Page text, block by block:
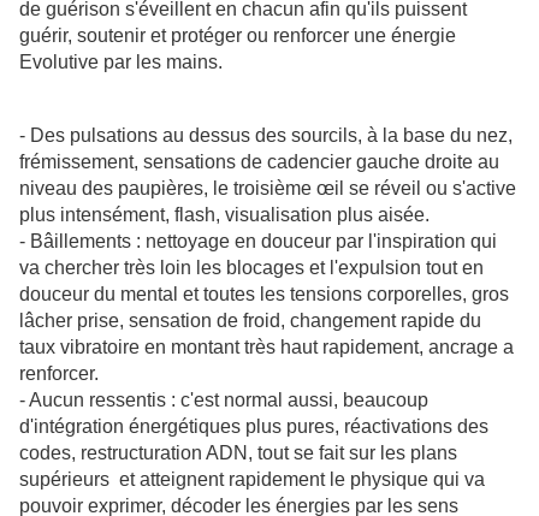
de guérison s'éveillent en chacun afin qu'ils puissent
guérir, soutenir et protéger ou renforcer une énergie
Evolutive par les mains.
- Des pulsations au dessus des sourcils, à la base du nez,
frémissement, sensations de cadencier gauche droite au
niveau des paupières, le troisième œil se réveil ou s'active
plus intensément, flash, visualisation plus aisée.
- Bâillements : nettoyage en douceur par l'inspiration qui
va chercher très loin les blocages et l'expulsion tout en
douceur du mental et toutes les tensions corporelles, gros
lâcher prise, sensation de froid, changement rapide du
taux vibratoire en montant très haut rapidement, ancrage a
renforcer.
- Aucun ressentis : c'est normal aussi, beaucoup
d'intégration énergétiques plus pures, réactivations des
codes, restructuration ADN, tout se fait sur les plans
supérieurs et atteignent rapidement le physique qui va
pouvoir exprimer, décoder les énergies par les sens